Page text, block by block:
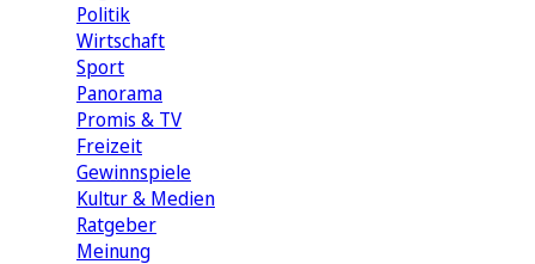
Politik
Wirtschaft
Sport
Panorama
Promis & TV
Freizeit
Gewinnspiele
Kultur & Medien
Ratgeber
Meinung